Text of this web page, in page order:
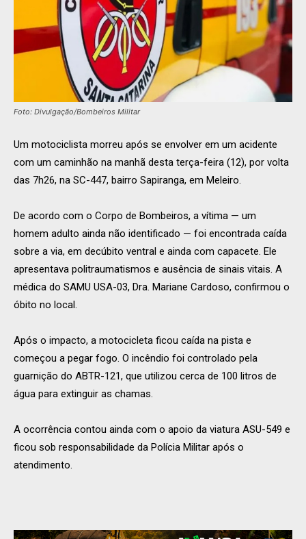
Foto: Divulgação/Bombeiros Militar
Um motociclista morreu após se envolver em um acidente
com um caminhão na manhã desta terça-feira (12), por volta
das 7h26, na SC-447, bairro Sapiranga, em Meleiro.
De acordo com o Corpo de Bombeiros, a vítima — um
homem adulto ainda não identificado — foi encontrada caída
sobre a via, em decúbito ventral e ainda com capacete. Ele
apresentava politraumatismos e ausência de sinais vitais. A
médica do SAMU USA-03, Dra. Mariane Cardoso, confirmou o
óbito no local.
Após o impacto, a motocicleta ficou caída na pista e
começou a pegar fogo. O incêndio foi controlado pela
guarnição do ABTR-121, que utilizou cerca de 100 litros de
água para extinguir as chamas.
A ocorrência contou ainda com o apoio da viatura ASU-549 e
ficou sob responsabilidade da Polícia Militar após o
atendimento.